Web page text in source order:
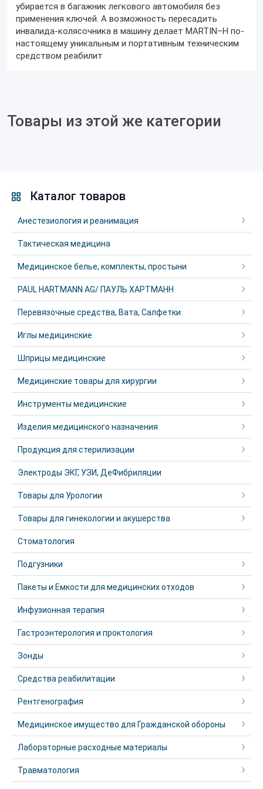
убирается в багажник легкового автомобиля без
применения ключей. А возможность пересадить
инвалида-колясочника в машину делает MARTIN–H по-
настоящему уникальным и портативным техническим
средством реабилит
Товары из этой же категории
Каталог товаров
Анестезиология и реанимация
Тактическая медицина
Медицинское белье, комплекты, простыни
PAUL HARTMANN AG/ ПАУЛЬ ХАРТМАНН
Перевязочные средства, Вата, Салфетки
Иглы медицинские
Шприцы медицинские
Медицинские товары для хирургии
Инструменты медицинские
Изделия медицинского назначения
Продукция для стерилизации
Электроды ЭКГ, УЗИ, ДеФибриляции
Товары для Урологии
Товары для гинекологии и акушерства
Стоматология
Подгузники
Пакеты и Емкости для медицинских отходов
Инфузионная терапия
Гастроэнтерология и проктология
Зонды
Средства реабилитации
Рентгенография
Медицинское имущество для Гражданской обороны
Лабораторные расходные материалы
Травматология